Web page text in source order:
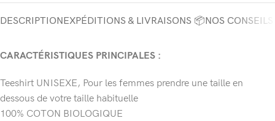
DESCRIPTIONEXPÉDITIONS & LIVRAISONS 📦NOS
CARACTÉRISTIQUES PRINCIPALES :
Teeshirt UNISEXE, Pour les femmes prendre une taille en
dessous de votre taille habituelle
100% COTON BIOLOGIQUE